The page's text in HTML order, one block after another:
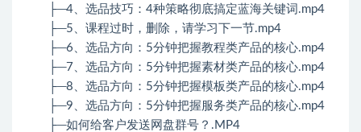
├─4、选品技巧：4种策略彻底搞定蓝海关键词.mp4
├─5、课程过时，删除，请学习下一节.mp4
├─6、选品方向：5分钟把握教程类产品的核心.mp4
├─7、选品方向：5分钟把握素材类产品的核心.mp4
├─8、选品方向：5分钟把握模板类产品的核心.mp4
├─9、选品方向：5分钟把握服务类产品的核心.mp4
├─如何给客户发送网盘群号？.MP4